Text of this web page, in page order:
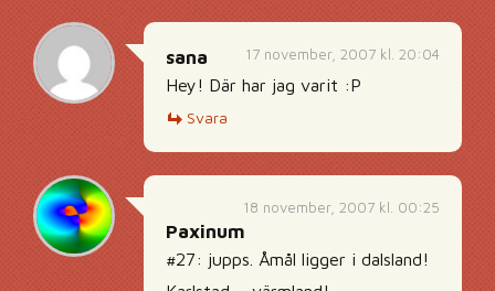
17 november, 2007 kl. 20:04
sana
Hey! Där har jag varit :P
Svara
18 november, 2007 kl. 00:25
Paxinum
#27: jupps. Åmål ligger i dalsland!